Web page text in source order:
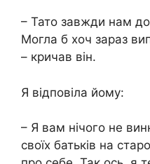
– Тато завжди нам
Могла б хоч зараз
– кричав він.
Я відповіла йому:
– Я вам нічого не
своїх батьків на